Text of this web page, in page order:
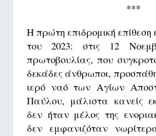
***
Η πρώτη επιδρομική επίθεση
του 2023: στις 12
πρωτοβουλίας, που
δεκάδες άνθρωποι,
ιερό ναό των Αγίων
Παύλου, μάλιστα κανείς
δεν ήταν μέλος της
δεν εμφανιζόταν